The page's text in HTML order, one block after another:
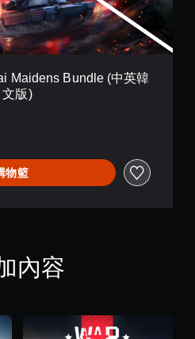
Maidens Bundle (中英韓
文版)
物籃
內容